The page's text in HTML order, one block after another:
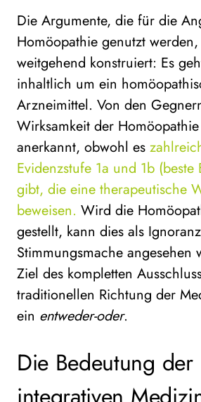
Die Argumente, die für die
Homöopathie genutzt
weitgehend konstruiert: Es
inhaltlich um ein
Arzneimittel. Von den
Wirksamkeit der
anerkannt, obwohl es
Evidenzstufe 1a und 1b (beste
gibt, die eine therapeutische
beweisen. Wird die
gestellt, kann dies als
Stimmungsmache angesehen
Ziel des kompletten
traditionellen Richtung der
ein entweder-oder.
Die Bedeutung der